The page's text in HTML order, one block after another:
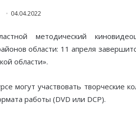
04.04.2022
методический
области: 11 апреля
области».
могут участвовать творческие
работы (DVD или DCP).